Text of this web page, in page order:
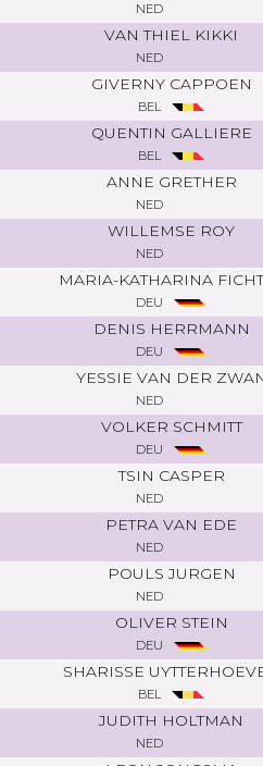
NED
VAN THIEL KIKKI
NED
GIVERNY CAPPOEN
BEL
QUENTIN GALLIERE
BEL
ANNE GRETHER
NED
WILLEMSE ROY
NED
MARIA-KATHARINA
DEU
DENIS HERRMANN
DEU
YESSIE VAN DER
NED
VOLKER SCHMITT
DEU
TSIN CASPER
NED
PETRA VAN EDE
NED
POULS JURGEN
NED
OLIVER STEIN
DEU
SHARISSE
BEL
JUDITH HOLTMAN
NED